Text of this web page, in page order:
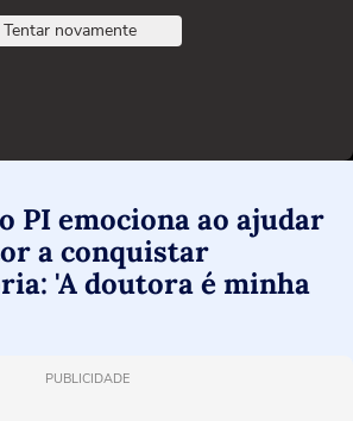
Tentar novamente
PI emociona ao ajudar
a conquistar
'A doutora é minha
PUBLICIDADE